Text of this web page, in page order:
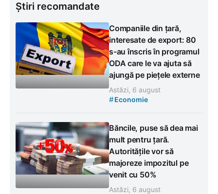
Știri recomandate
Companiile din țară,
interesate de export: 80
s-au înscris în programul
ODA care le va ajuta să
ajungă pe piețele externe
Astăzi, 6 august
#Economie
Băncile, puse să dea mai
mult pentru țară.
Autoritățile vor să
majoreze impozitul pe
venit cu 50%
Astăzi, 6 august